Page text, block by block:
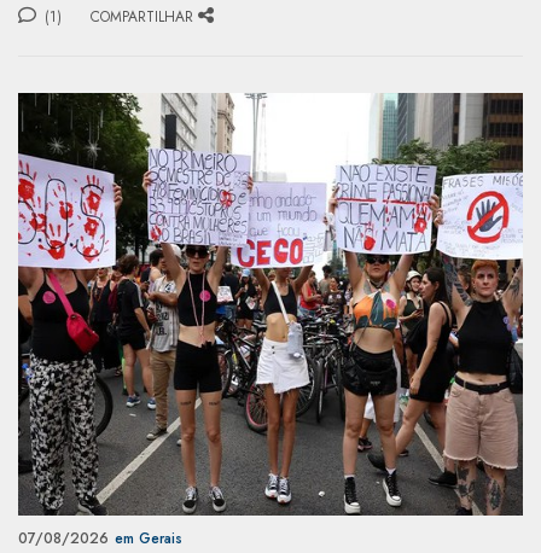
(1) COMPARTILHAR
07/08/2026 em Gerais